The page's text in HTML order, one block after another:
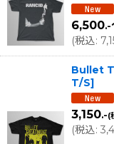
6,500.-
(税込:
Bullet
T/S]
3,150.-(
(税込: